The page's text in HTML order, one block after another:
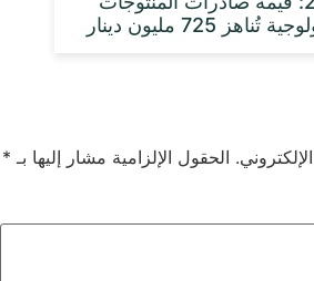
725 مليون دينار
الحقول الإلزامية مشار إليها بـ *